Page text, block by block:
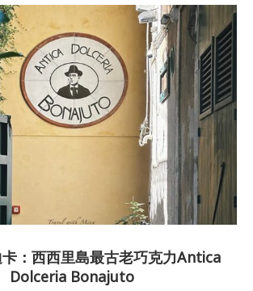
：西西里島最古老巧克力Antica
Dolceria Bonajuto